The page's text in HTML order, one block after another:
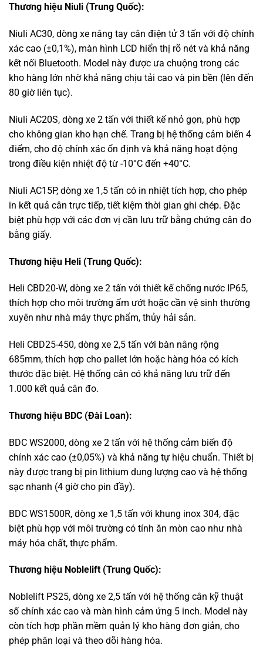
Thương hiệu Niuli (Trung Quốc):
Niuli AC30, dòng xe nâng tay cân điện tử 3 tấn với độ chính
xác cao (±0,1%), màn hình LCD hiển thị rõ nét và khả năng
kết nối Bluetooth. Model này được ưa chuộng trong các
kho hàng lớn nhờ khả năng chịu tải cao và pin bền (lên đến
80 giờ liên tục).
Niuli AC20S, dòng xe 2 tấn với thiết kế nhỏ gọn, phù hợp
cho không gian kho hạn chế. Trang bị hệ thống cảm biến 4
điểm, cho độ chính xác ổn định và khả năng hoạt động
trong điều kiện nhiệt độ từ -10°C đến +40°C.
Niuli AC15P, dòng xe 1,5 tấn có in nhiệt tích hợp, cho phép
in kết quả cân trực tiếp, tiết kiệm thời gian ghi chép. Đặc
biệt phù hợp với các đơn vị cần lưu trữ bằng chứng cân đo
bằng giấy.
Thương hiệu Heli (Trung Quốc):
Heli CBD20-W, dòng xe 2 tấn với thiết kế chống nước IP65,
thích hợp cho môi trường ẩm ướt hoặc cần vệ sinh thường
xuyên như nhà máy thực phẩm, thủy hải sản.
Heli CBD25-450, dòng xe 2,5 tấn với bàn nâng rộng
685mm, thích hợp cho pallet lớn hoặc hàng hóa có kích
thước đặc biệt. Hệ thống cân có khả năng lưu trữ đến
1.000 kết quả cân đo.
Thương hiệu BDC (Đài Loan):
BDC WS2000, dòng xe 2 tấn với hệ thống cảm biến độ
chính xác cao (±0,05%) và khả năng tự hiệu chuẩn. Thiết bị
này được trang bị pin lithium dung lượng cao và hệ thống
sạc nhanh (4 giờ cho pin đầy).
BDC WS1500R, dòng xe 1,5 tấn với khung inox 304, đặc
biệt phù hợp với môi trường có tính ăn mòn cao như nhà
máy hóa chất, thực phẩm.
Thương hiệu Noblelift (Trung Quốc):
Noblelift PS25, dòng xe 2,5 tấn với hệ thống cân kỹ thuật
số chính xác cao và màn hình cảm ứng 5 inch. Model này
còn tích hợp phần mềm quản lý kho hàng đơn giản, cho
phép phân loại và theo dõi hàng hóa.